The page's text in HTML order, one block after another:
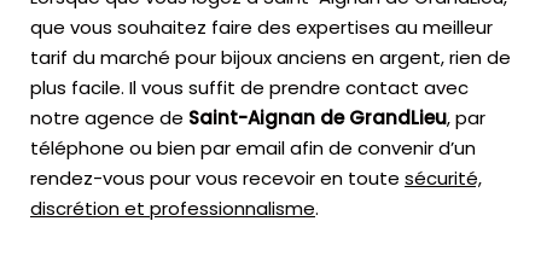
que vous souhaitez faire des expertises au meilleur
tarif du marché pour bijoux anciens en argent, rien de
plus facile. Il vous suffit de prendre contact avec
notre agence de Saint-Aignan de GrandLieu, par
téléphone ou bien par email afin de convenir d’un
rendez-vous pour vous recevoir en toute sécurité,
discrétion et professionnalisme.